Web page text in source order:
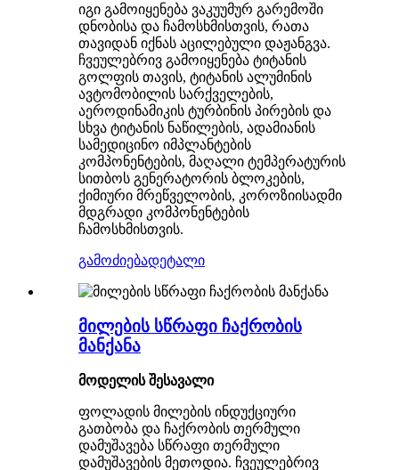
იგი გამოიყენება ვაკუუმურ გარემოში
დნობისა და ჩამოსხმისთვის, რათა
თავიდან იქნას აცილებული დაჟანგვა.
ჩვეულებრივ გამოიყენება ტიტანის
გოლფის თავის, ტიტანის ალუმინის
ავტომობილის სარქველების,
აეროდინამიკის ტურბინის პირების და
სხვა ტიტანის ნაწილების, ადამიანის
სამედიცინო იმპლანტების
კომპონენტების, მაღალი ტემპერატურის
სითბოს გენერატორის ბლოკების,
ქიმიური მრეწველობის, კოროზიისადმი
მდგრადი კომპონენტების
ჩამოსხმისთვის.
გამოძიებადეტალი
მილების სწრაფი ჩაქრობის
მანქანა
მოდელის შესავალი
ფოლადის მილების ინდუქციური
გათბობა და ჩაქრობის თერმული
დამუშავება სწრაფი თერმული
დამუშავების მეთოდია. ჩვეულებრივ